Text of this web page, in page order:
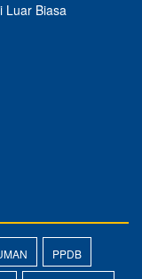
Luar Biasa
PPDB